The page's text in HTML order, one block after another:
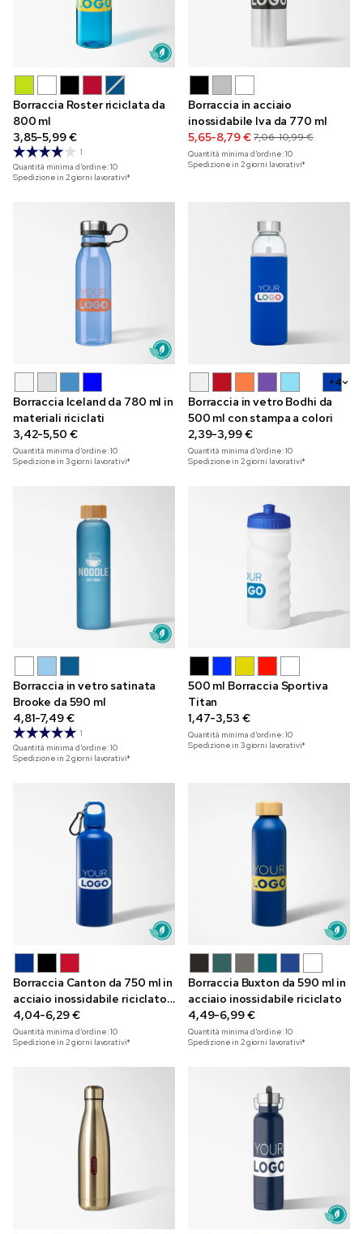
Borraccia Roster riciclata da
800 ml
3,85-5,99 €
1
Quantità minima d'ordine:10
Spedizione in 2 giorni lavorativi*
Borraccia in acciaio
inossidabile Iva da 770 ml
5,65-8,79 € 7,06-10,99 €
Quantità minima d'ordine:10
Spedizione in 2 giorni lavorativi*
Borraccia Iceland da 780 ml in
materiali riciclati
3,42-5,50 €
Quantità minima d'ordine:10
Spedizione in 3 giorni lavorativi*
+4
Borraccia in vetro Bodhi da
500 ml con stampa a colori
2,39-3,99 €
Quantità minima d'ordine:10
Spedizione in 2 giorni lavorativi*
Borraccia in vetro satinata
Brooke da 590 ml
4,81-7,49 €
1
Quantità minima d'ordine:10
Spedizione in 2 giorni lavorativi*
500 ml Borraccia Sportiva
Titan
1,47-3,53 €
Quantità minima d'ordine:10
Spedizione in 3 giorni lavorativi*
Borraccia Canton da 750 ml in
acciaio inossidabile riciclato
con moschettone
4,04-6,29 €
Quantità minima d'ordine:10
Spedizione in 2 giorni lavorativi*
Borraccia Buxton da 590 ml in
acciaio inossidabile riciclato
4,49-6,99 €
Quantità minima d'ordine:10
Spedizione in 2 giorni lavorativi*